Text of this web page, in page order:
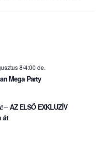
8/4:00 de.
Mega Party
– AZ ELSŐ EXKLUZÍV
át